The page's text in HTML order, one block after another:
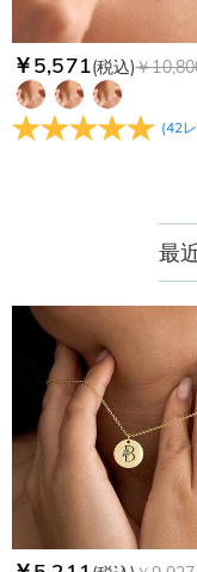
￥5,571(税込)￥
(42
最